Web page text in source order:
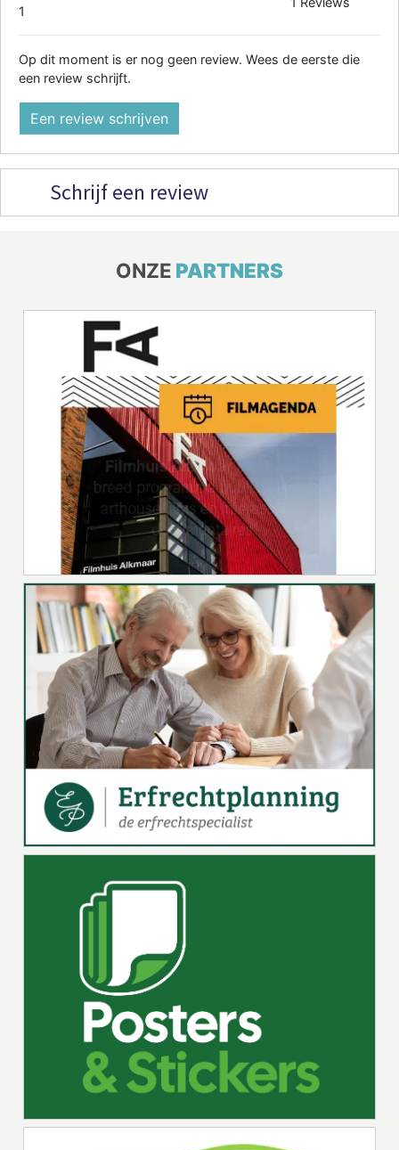
1
Op dit moment is er nog geen review. Wees de eerste die
een review schrijft.
Een review schrijven
Schrijf een review
ONZE PARTNERS